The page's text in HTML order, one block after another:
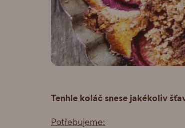
Tenhle koláč snese jakékoliv
Potřebujeme: